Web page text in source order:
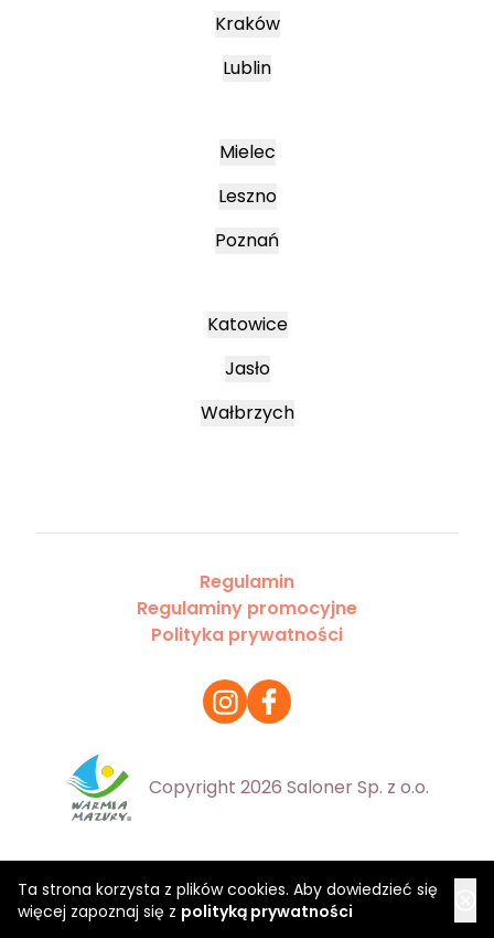
Ta strona korzysta z plików cookies. Aby dowiedzieć się
więcej zapoznaj się z polityką prywatności
Kraków
Lublin
Mielec
Leszno
Poznań
Katowice
Jasło
Wałbrzych
Regulamin
Regulaminy promocyjne
Polityka prywatności
Copyright 2026 Saloner Sp. z o.o.